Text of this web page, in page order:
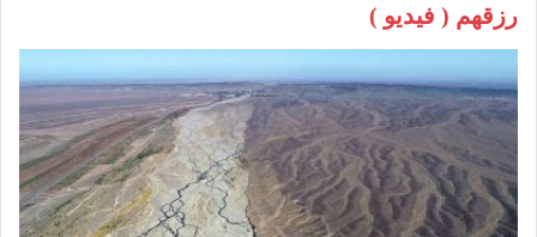
رزقهم ( فيديو )